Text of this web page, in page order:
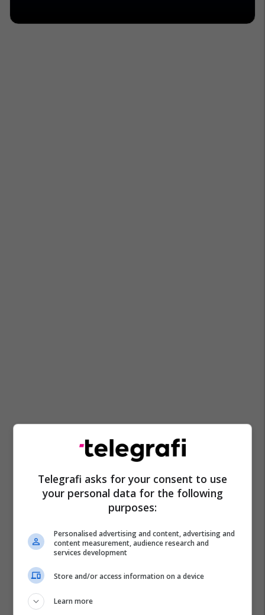
Telegrafi asks for your consent to use
your personal data for the following
purposes:
Personalised advertising and content, advertising and
content measurement, audience research and
services development
Store and/or access information on a device
Learn more